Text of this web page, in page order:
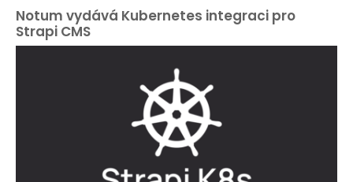
Notum vydává Kubernetes integraci pro
Strapi CMS